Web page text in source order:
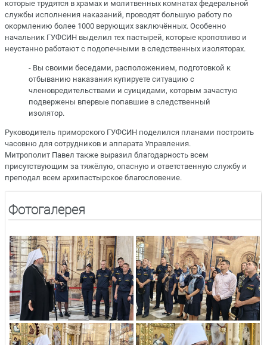
которые трудятся в храмах и молитвенных комнатах федеральной
службы исполнения наказаний, проводят большую работу по
окормлению более 1000 верующих заключённых. Особенно
начальник ГУФСИН выделил тех пастырей, которые кропотливо и
неустанно работают с подопечными в следственных изоляторах.
- Вы своими беседами, расположением, подготовкой к
отбыванию наказания купируете ситуацию с
членовредительствами и суицидами, которым зачастую
подвержены впервые попавшие в следственный
изолятор.
Руководитель приморского ГУФСИН поделился планами построить
часовню для сотрудников и аппарата Управления.
Митрополит Павел также выразил благодарность всем
присутствующим за тяжёлую, опасную и ответственную службу и
преподал всем архипастырское благословение.
Фотогалерея